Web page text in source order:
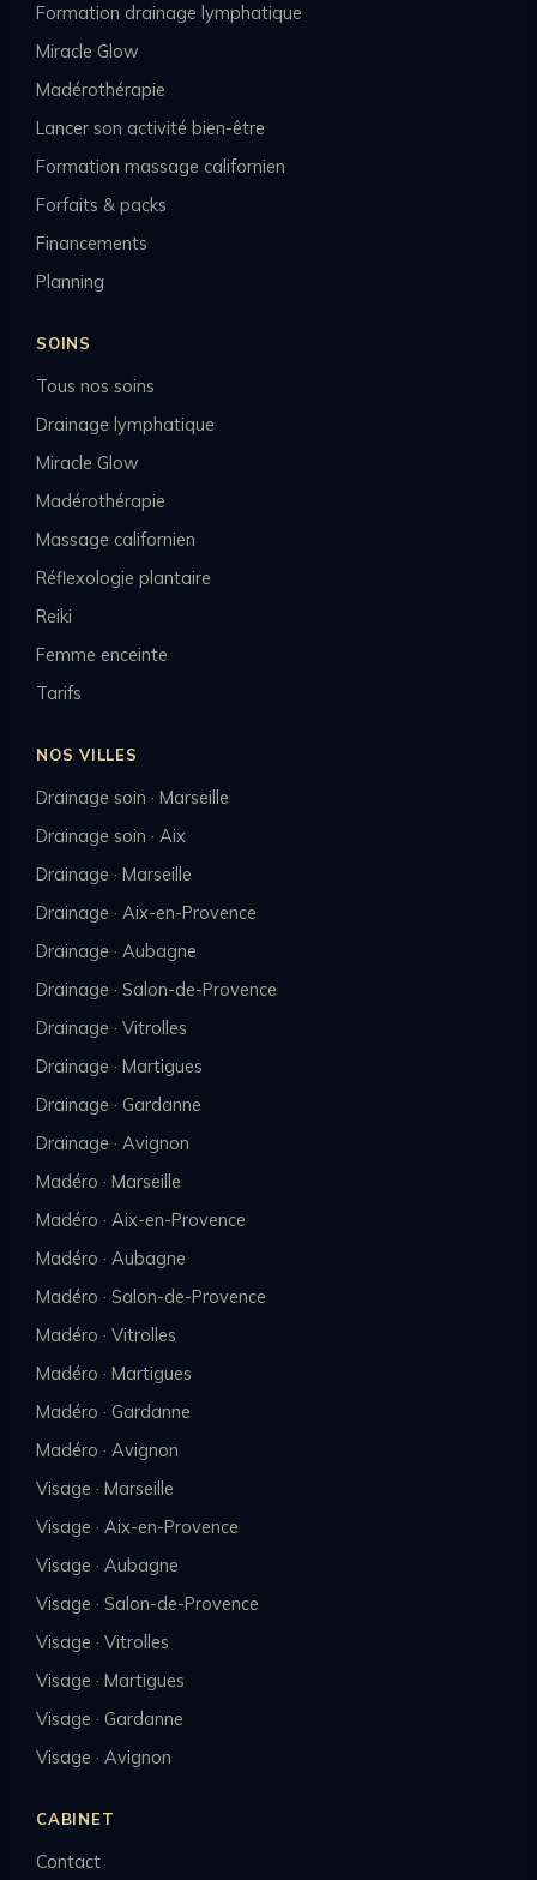
Formation drainage lymphatique
Miracle Glow
Madérothérapie
Lancer son activité bien-être
Formation massage californien
Forfaits & packs
Financements
Planning
SOINS
Tous nos soins
Drainage lymphatique
Miracle Glow
Madérothérapie
Massage californien
Réflexologie plantaire
Reiki
Femme enceinte
Tarifs
NOS VILLES
Drainage soin · Marseille
Drainage soin · Aix
Drainage · Marseille
Drainage · Aix-en-Provence
Drainage · Aubagne
Drainage · Salon-de-Provence
Drainage · Vitrolles
Drainage · Martigues
Drainage · Gardanne
Drainage · Avignon
Madéro · Marseille
Madéro · Aix-en-Provence
Madéro · Aubagne
Madéro · Salon-de-Provence
Madéro · Vitrolles
Madéro · Martigues
Madéro · Gardanne
Madéro · Avignon
Visage · Marseille
Visage · Aix-en-Provence
Visage · Aubagne
Visage · Salon-de-Provence
Visage · Vitrolles
Visage · Martigues
Visage · Gardanne
Visage · Avignon
CABINET
Contact